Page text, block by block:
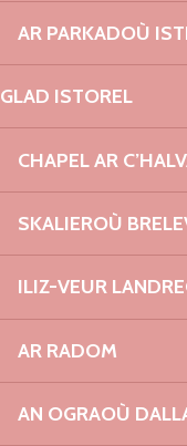
AR PARKADOÙ
GLAD ISTOREL
CHAPEL AR
SKALIEROÙ
ILIZ-VEUR
AR RADOM
AN OGRAOÙ